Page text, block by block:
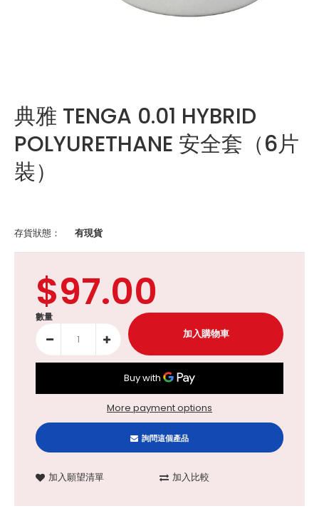
典雅 TENGA 0.01 HYBRID
POLYURETHANE 安全套（6片
裝）
存貨狀態： 有現貨
$97.00
數量
More payment options
詢問這個產品
加入願望清單 加入比較